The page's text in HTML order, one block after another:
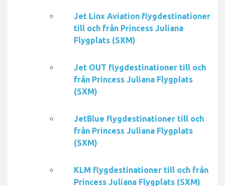
Jet Linx Aviation flygdestinationer
till och från Princess Juliana
Flygplats (SXM)
Jet OUT flygdestinationer till och
från Princess Juliana Flygplats
(SXM)
JetBlue flygdestinationer till och
från Princess Juliana Flygplats
(SXM)
KLM flygdestinationer till och från
Princess Juliana Flygplats (SXM)